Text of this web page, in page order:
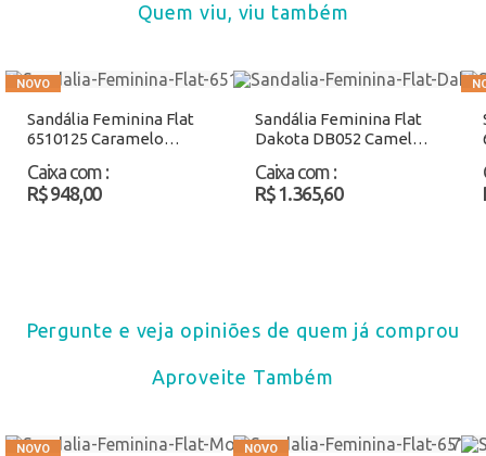
Quem viu, viu também
Sandália Feminina Flat
6510125 Caramelo
Caixa com :
R$ 948,00
Sandália Feminina Flat
Dakota DB052 Camel
Caixa com :
R$ 1.365,60
Pergunte e veja opiniões de quem já comprou
Aproveite Também